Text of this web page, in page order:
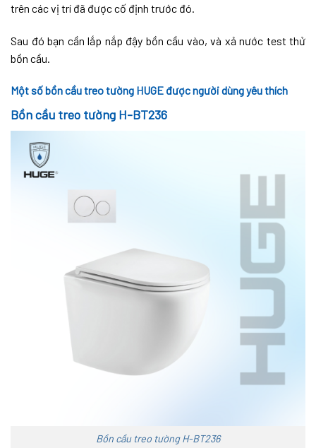
trên các vị trí đã được cố định trước đó.
Sau đó bạn cần lắp nắp đậy bồn cầu vào, và xả nước test thử
bồn cầu.
Một số bồn cầu treo tường HUGE được người dùng yêu thích
Bồn cầu treo tường H-BT236
Bồn cầu treo tường H-BT236